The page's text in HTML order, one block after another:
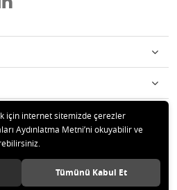
Tüm hakları saklıdır.
için internet sitemizde çerezler
Aydınlatma Metni’ni okuyabilir ve
Tümünü Kabul Et